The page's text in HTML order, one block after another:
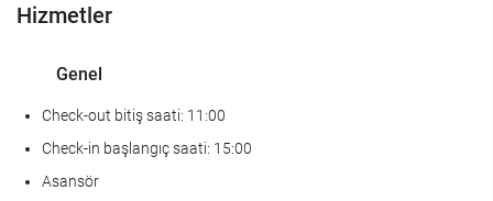
Hizmetler
Genel
Check-out bitiş saati: 11:00
Check-in başlangıç saati: 15:00
Asansör